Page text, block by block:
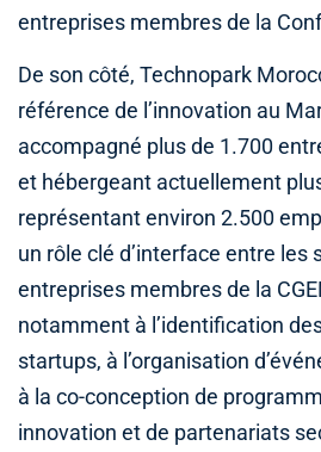
entreprises membres de la
De son côté, Technopark
référence de l’innovation au
accompagné plus de 1.700
et hébergeant actuellement
représentant environ 2.500
un rôle clé d’interface entre les
entreprises membres de la
notamment à l’identification
startups, à l’organisation
à la co-conception de
innovation et de partenariats